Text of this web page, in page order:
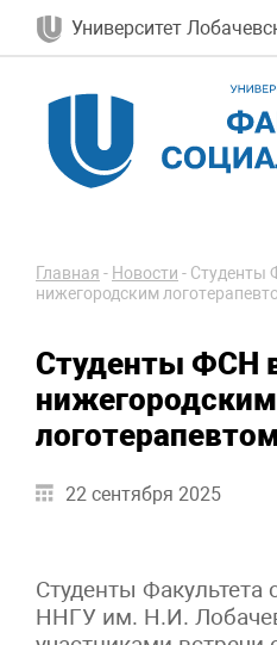
Университет
Главная - Новости - Студенты
нижегородским
Студенты ФСН
нижегородским
22 сентября 2025
Студенты Факультета
ННГУ им. Н.И.